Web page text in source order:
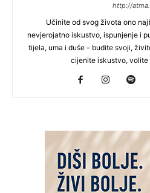
http://
Učinite od svog života ono
nevjerojatno iskustvo, ispunjenje i
tijela, uma i duše - budite svoji,
cijenite iskustvo, volite